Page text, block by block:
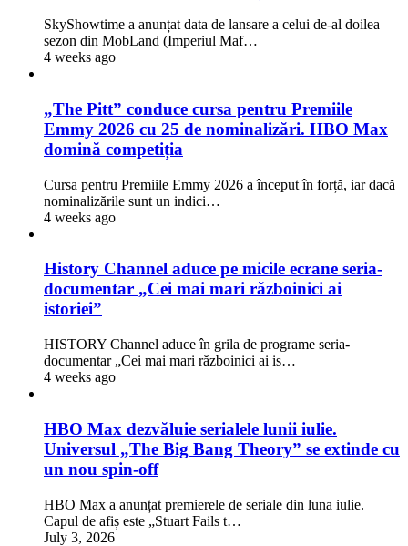
SkyShowtime a anunțat data de lansare a celui de-al doilea
sezon din MobLand (Imperiul Maf…
4 weeks ago
„The Pitt” conduce cursa pentru Premiile
Emmy 2026 cu 25 de nominalizări. HBO Max
domină competiția
Cursa pentru Premiile Emmy 2026 a început în forță, iar dacă
nominalizările sunt un indici…
4 weeks ago
History Channel aduce pe micile ecrane seria-
documentar „Cei mai mari războinici ai
istoriei”
HISTORY Channel aduce în grila de programe seria-
documentar „Cei mai mari războinici ai is…
4 weeks ago
HBO Max dezvăluie serialele lunii iulie.
Universul „The Big Bang Theory” se extinde cu
un nou spin-off
HBO Max a anunțat premierele de seriale din luna iulie.
Capul de afiș este „Stuart Fails t…
July 3, 2026